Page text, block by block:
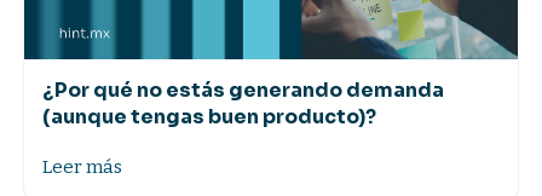
¿Por qué no estás generando demanda
(aunque tengas buen producto)?
Leer más